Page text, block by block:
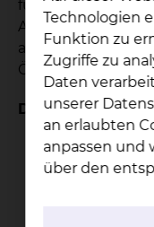
für ehemalige
Abonnements
auf der
Öffnungszeiten
Dafür stehen
ein
Technologien
Funktion zu
Zugriffe zu
Daten
unserer
an erlaubten
anpassen und
über den